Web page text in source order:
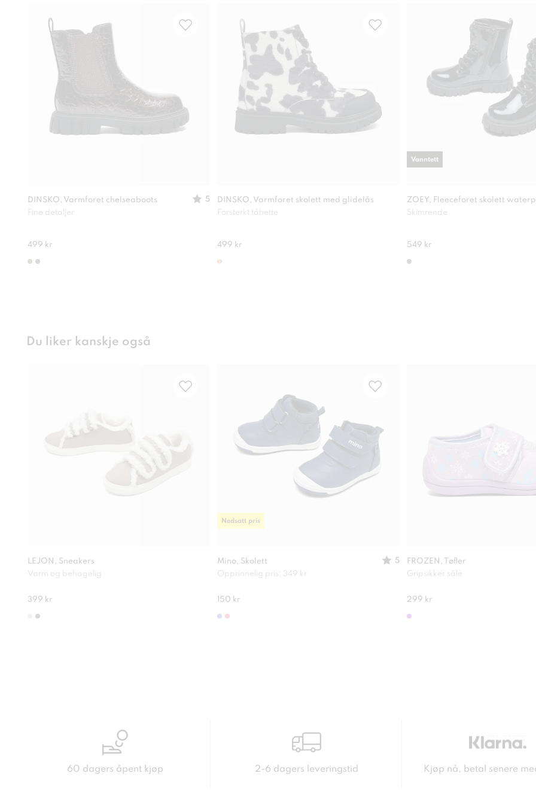
DINSKO, Varmforet chelseaboots
5
Fine detaljer
499 kr
DINSKO, Varmforet skolett med glidelås
Forsterkt tåhette
499 kr
ZOEY, Fleeceforet skolett
Skimrende
549 kr
Vanntett
Du liker kanskje også
LEJON, Sneakers
Varm og behagelig
399 kr
Mino, Skolett
5
Opprinnelig pris: 349 kr
150 kr
Nedsatt pris
FROZEN, Tøfler
Gripsikker såle
299 kr
60 dagers åpent kjøp 2-6 dagers leveringstid Kjøp nå, betal senere